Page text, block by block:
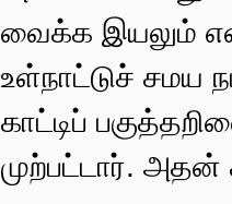
வைக்க இயலும்
உள்நாட்டுச் சமய
காட்டிப்
முற்பட்டார். அதன்